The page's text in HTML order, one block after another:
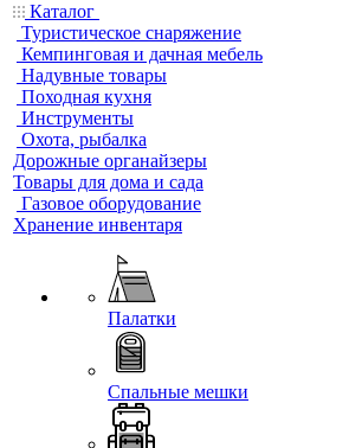
Каталог
Туристическое снаряжение
Кемпинговая и дачная мебель
Надувные товары
Походная кухня
Инструменты
Охота, рыбалка
Дорожные органайзеры
Товары для дома и сада
Газовое оборудование
Хранение инвентаря
Палатки
Спальные мешки